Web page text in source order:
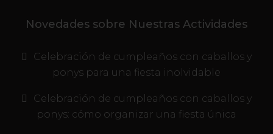
Novedades sobre Nuestras Actividades
Celebración de cumpleaños con caballos y
ponys para una fiesta inolvidable
Celebración de cumpleaños con caballos y
ponys: cómo organizar una fiesta única